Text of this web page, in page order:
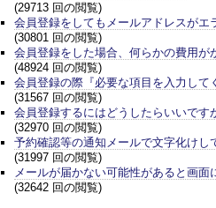
(29713 回の閲覧)
会員登録をしてもメールアドレスがエ
(30801 回の閲覧)
会員登録をした場合、何らかの費用が
(48924 回の閲覧)
会員登録の際『必要な項目を入力して
(31567 回の閲覧)
会員登録するにはどうしたらいいです
(32970 回の閲覧)
予約確認等の通知メールで文字化けし
(31997 回の閲覧)
メールが届かない可能性があると画
(32642 回の閲覧)